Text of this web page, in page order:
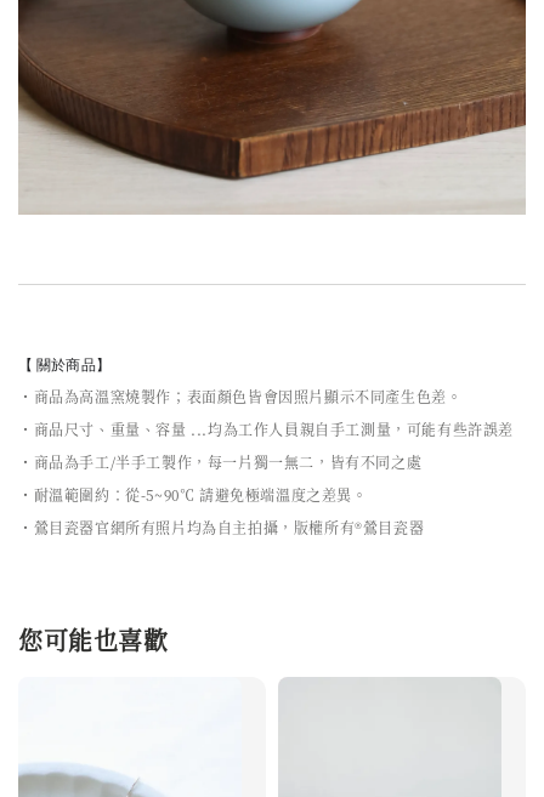
【 關於商品】
・商品為高溫窯燒製作；表面顏色皆會因照片顯示不同產生色差。
・商品尺寸、重量、容量 ...均為工作人員親自手工測量，可能有些許誤差
・商品為手工/半手工製作，每一片獨一無二，皆有不同之處
・耐溫範圍約：從-5~90℃ 請避免極端溫度之差異。
・鶯目瓷器官網所有照片均為自主拍攝，版權所有®鶯目瓷器
您可能也喜歡